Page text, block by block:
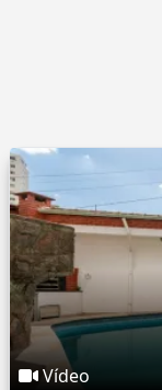
Vídeo